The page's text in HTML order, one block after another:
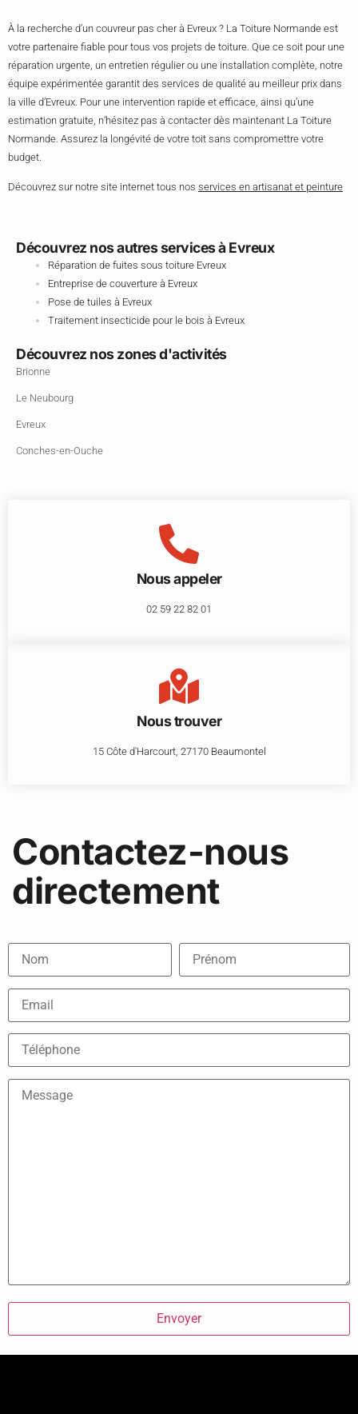
À la recherche d’un couvreur pas cher à Evreux ? La Toiture Normande est
votre partenaire fiable pour tous vos projets de toiture. Que ce soit pour une
réparation urgente, un entretien régulier ou une installation complète, notre
équipe expérimentée garantit des services de qualité au meilleur prix dans
la ville d’Evreux. Pour une intervention rapide et efficace, ainsi qu’une
estimation gratuite, n’hésitez pas à contacter dès maintenant La Toiture
Normande. Assurez la longévité de votre toit sans compromettre votre
budget.
Découvrez sur notre site internet tous nos services en artisanat et peinture
Découvrez nos autres services à Evreux
Réparation de fuites sous toiture Evreux
Entreprise de couverture à Evreux
Pose de tuiles à Evreux
Traitement insecticide pour le bois à Evreux
Découvrez nos zones d'activités
Brionne
Le Neubourg
Evreux
Conches-en-Ouche
Nous appeler
02 59 22 82 01
Nous trouver
15 Côte d'Harcourt, 27170 Beaumontel
Contactez-nous
directement